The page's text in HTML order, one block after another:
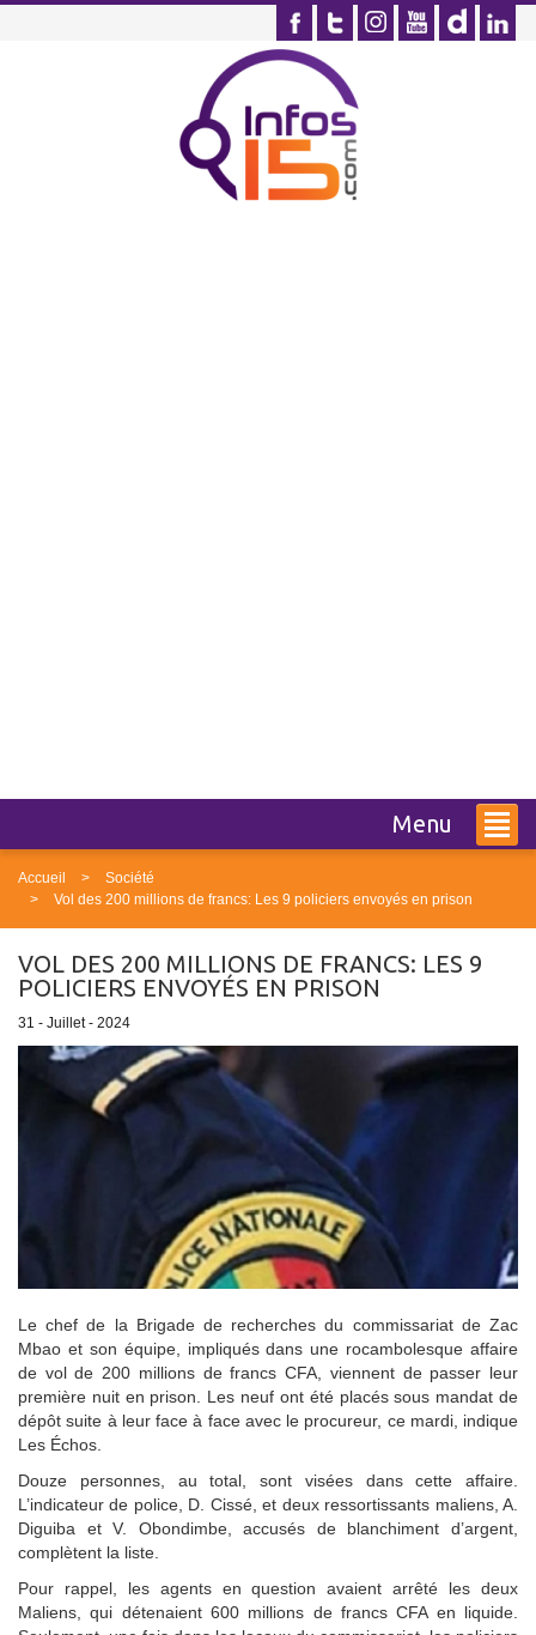
Menu
Accueil
Société
Vol des 200 millions de francs: Les 9 policiers envoyés en prison
VOL DES 200 MILLIONS DE FRANCS: LES 9
POLICIERS ENVOYÉS EN PRISON
31 - Juillet - 2024
Le chef de la Brigade de recherches du commissariat de Zac
Mbao et son équipe, impliqués dans une rocambolesque affaire
de vol de 200 millions de francs CFA, viennent de passer leur
première nuit en prison. Les neuf ont été placés sous mandat de
dépôt suite à leur face à face avec le procureur, ce mardi, indique
Les Échos.
Douze personnes, au total, sont visées dans cette affaire.
L’indicateur de police, D. Cissé, et deux ressortissants maliens, A.
Diguiba et V. Obondimbe, accusés de blanchiment d’argent,
complètent la liste.
Pour rappel, les agents en question avaient arrêté les deux
Maliens, qui détenaient 600 millions de francs CFA en liquide.